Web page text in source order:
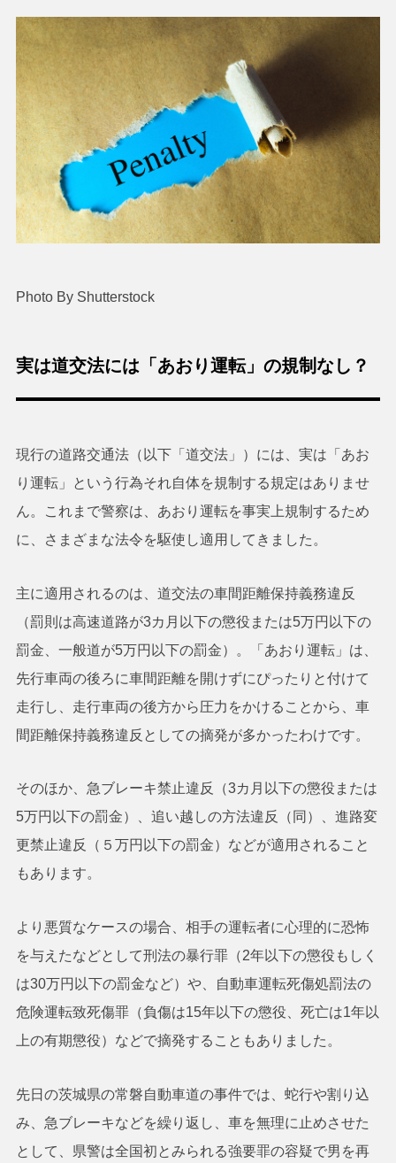
Photo By Shutterstock
実は道交法には「あおり運転」の規制なし？
現行の道路交通法（以下「道交法」）には、実は「あお
り運転」という行為それ自体を規制する規定はありませ
ん。これまで警察は、あおり運転を事実上規制するため
に、さまざまな法令を駆使し適用してきました。
主に適用されるのは、道交法の車間距離保持義務違反
（罰則は高速道路が3カ月以下の懲役または5万円以下の
罰金、一般道が5万円以下の罰金）。「あおり運転」は、
先行車両の後ろに車間距離を開けずにぴったりと付けて
走行し、走行車両の後方から圧力をかけることから、車
間距離保持義務違反としての摘発が多かったわけです。
そのほか、急ブレーキ禁止違反（3カ月以下の懲役または
5万円以下の罰金）、追い越しの方法違反（同）、進路変
更禁止違反（５万円以下の罰金）などが適用されること
もあります。
より悪質なケースの場合、相手の運転者に心理的に恐怖
を与えたなどとして刑法の暴行罪（2年以下の懲役もしく
は30万円以下の罰金など）や、自動車運転死傷処罰法の
危険運転致死傷罪（負傷は15年以下の懲役、死亡は1年以
上の有期懲役）などで摘発することもありました。
先日の茨城県の常磐自動車道の事件では、蛇行や割り込
み、急ブレーキなどを繰り返し、車を無理に止めさせた
として、県警は全国初とみられる強要罪の容疑で男を再